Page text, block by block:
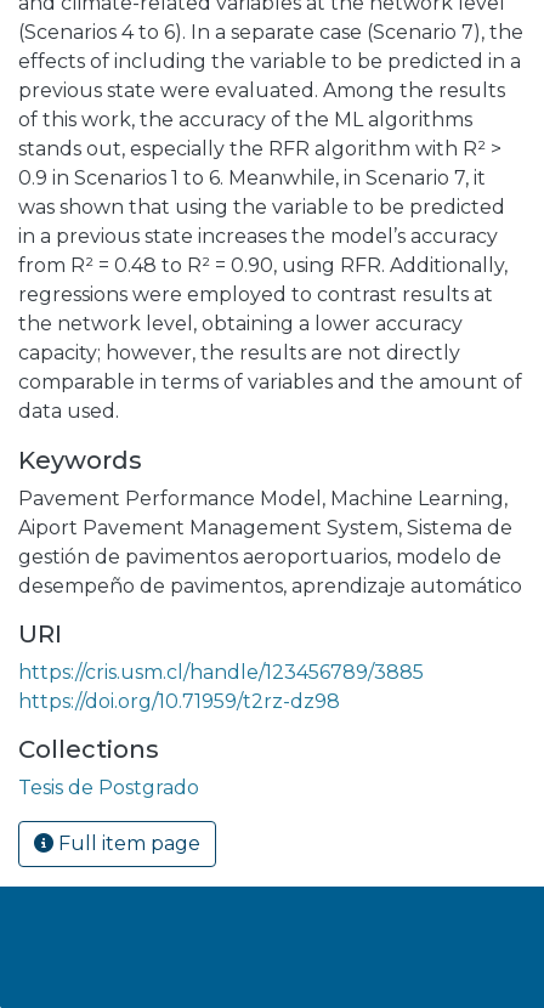
(Scenarios 4 to 6). In a separate case (Scenario 7), the
effects of including the variable to be predicted in a
previous state were evaluated. Among the results
of this work, the accuracy of the ML algorithms
stands out, especially the RFR algorithm with R² >
0.9 in Scenarios 1 to 6. Meanwhile, in Scenario 7, it
was shown that using the variable to be predicted
in a previous state increases the model’s accuracy
from R² = 0.48 to R² = 0.90, using RFR. Additionally,
regressions were employed to contrast results at
the network level, obtaining a lower accuracy
capacity; however, the results are not directly
comparable in terms of variables and the amount of
data used.
Keywords
Pavement Performance Model , Machine Learning,
Aiport Pavement Management System, Sistema de
gestión de pavimentos aeroportuarios, modelo de
desempeño de pavimentos, aprendizaje automático
URI
https://cris.usm.cl/handle/123456789/3885
https://doi.org/10.71959/t2rz-dz98
Collections
Tesis de Postgrado
Full item page